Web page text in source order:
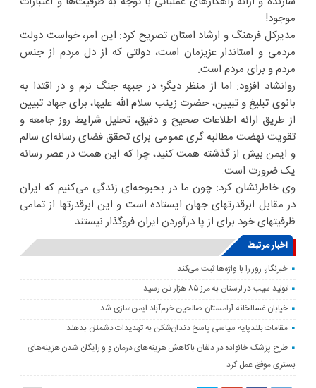
موجود!
مدیرکل فرهنگ و ارشاد استان تصریح کرد: این امر، خواست دولت
مردمی و استاندار عزیزمان است، دولتی که از دل مردم از جنس
مردم و برای مردم است.
روانشاد افزود: اما از منظر دیگر؛ در جبهه جنگ نرم و در اقتدا به
بانوی تبلیغ و تبیین، حضرت زینب سلام الله علیها، برای جهاد تبیین
از طریق ارائه اطلاعات صحیح و دقیق، تحلیل شرایط روز جامعه و
تقویت نهضت مطالبه گری عمومی برای تحقق فضای رسانه‌ای سالم
و ایمن بیش از گذشته همت کنید، چرا که این همت در عصر رسانه
یک ضرورت است.
وی خاطرنشان کرد: چون ما در بحبوحه‌ای زندگی می‌کنیم که ایران
در مقابل ابرقدرتهای جهان ایستاده است و این ابرقدرتها از تمامی
ظرفیتهای خود برای از پا درآوردن ایران فروگذار نیستند
اخبار مرتبط
خبرنگار، روز را با واژه‌ها ثبت می‌کند
تولید سیب در لرستان به مرز ۸۵ هزار تن رسید
خیابان غسالخانه آرامستان صالحین خرم‌آباد ایمن‌سازی شد
مقامات بلندپایه سیاسی پاسخ دندان‌شکن به تهدیدات دشمنان بدهند
طرح پزشک خانواده در دلفان باکاهش هزینه‌های درمان و و رایگان شدن هزینه‌های
بستری موفق عمل کرد